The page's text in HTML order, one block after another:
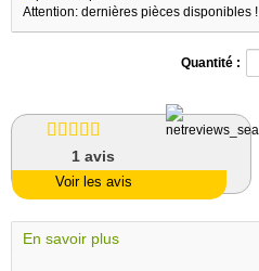
Attention: dernières pièces disponibles !
Quantité :
1 avis
Voir les avis
En savoir plus